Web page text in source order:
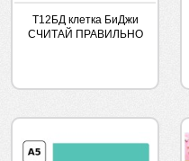
Т12БД клетка БиДжи
СЧИТАЙ ПРАВИЛЬНО